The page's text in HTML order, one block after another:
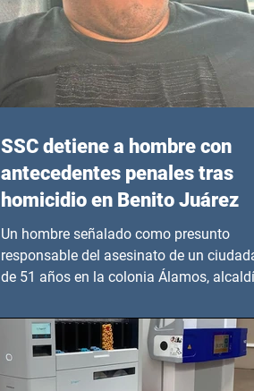
SSC detiene a hombre con
antecedentes penales tras
homicidio en Benito Juárez
Un hombre señalado como presunto
responsable del asesinato de un
de 51 años en la colonia Álamos,